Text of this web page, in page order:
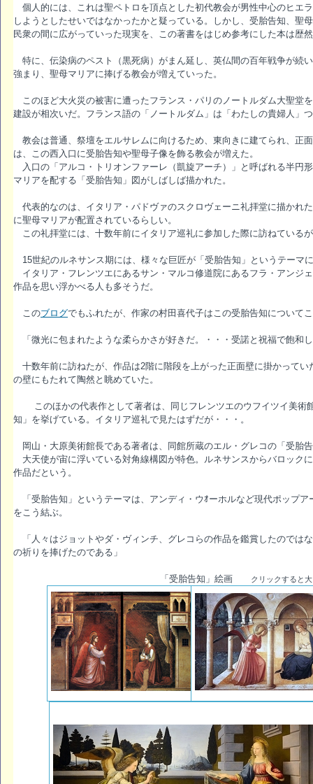
個人的には、これは聖ペトロを頂点とした初代教会が男性中心のヒエ
しようとしたせいではなかったかと疑っている。しかし、受胎告知、聖
民衆の間に広がっていった現実を、この著書をはじめ参考にした本は歴
特に、伝染病のペスト（黒死病）がまん延し、英仏間の百年戦争が続
強まり、聖母マリアに捧げる教会が増えていった。
このほど大火災の被害に遭ったフランス・パリのノートルダム大聖堂
建設が相次いだ。フランス語の「ノートルダム」は「わたしの貴婦人」
教会は普通、祭壇をエルサレムに向けるため、東向きに建てられ、正
は、この西入口に受胎告知や聖母子像を飾る教会が増えた。
入口の「アルコ・トリオンファーレ（凱旋アーチ）」と呼ばれる半円
マリアを配する「受胎告知」図がしばしば描かれた。
代表的なのは、イタリア・パドヴァのスクロヴェーニ礼拝堂に描かれ
に聖母マリアが配置されているらしい。
この礼拝堂には、十数年前にイタリア巡礼に参加した際に訪ねている
15世紀のルネサンス期には、様々な巨匠が「受胎告知」というテーマ
イタリア・フレンツエにあるサン・マルコ修道院にあるフラ・アンジ
作品を思い浮かべる人も多そうだ。
このブログでもふれたが、作家の村田喜代子はこの受胎告知について
「微光に包まれたような柔らかさが好きだ。・・・受諾と祝福で飽和
十数年前に訪ねたが、作品は2階に階段を上がった正面壁に掛かって
の壁にもたれて陶然と眺めていた。
このほかの代表作として著者は、同じフレンツエのウフイツイ美術
知」を挙げている。イタリア巡礼で見たはずだが・・・。
岡山・大原美術館長である著者は、同館所蔵のエル・グレコの「受胎
大天使が宙に浮いている対角線構図が特色。ルネサンスからバロック
作品だという。
「受胎告知」というテーマは、アンディ・ウｵーホルなど現代ポップ
をこう結ぶ。
「人々はジョットやダ・ヴィンチ、グレコらの作品を鑑賞したのでは
の祈りを捧げたのである」
「受胎告知」絵画 クリックすると